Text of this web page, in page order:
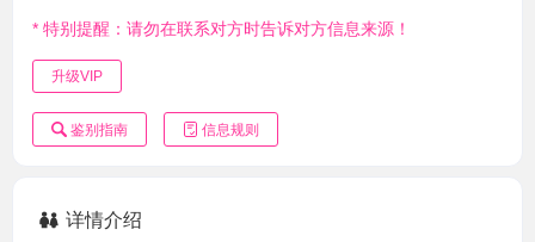
* 特别提醒：请勿在联系对方时告诉对方信息来源！
升级VIP
鉴别指南 信息规则
详情介绍